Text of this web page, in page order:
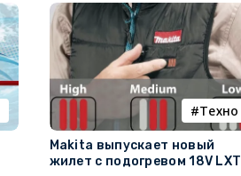
Tехно
Makita выпускает новый
жилет с подогревом 18V LXT